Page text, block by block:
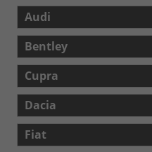
Audi
Bentley
Cupra
Dacia
Fiat